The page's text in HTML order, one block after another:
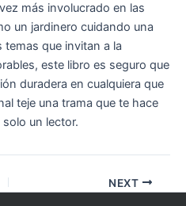
más involucrado en las
un jardinero cuidando una
que invitan a la
este libro es seguro que
duradera en cualquiera que
teje una trama que te hace
un lector.
NEXT